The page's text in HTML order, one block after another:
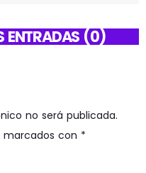
ENTRADAS (0)
no será publicada.
marcados con *